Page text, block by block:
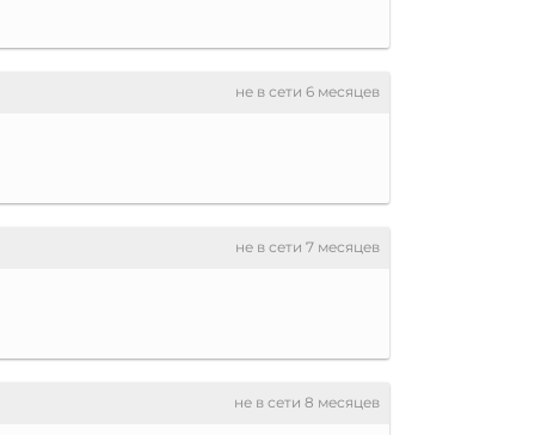
не в сети 6 месяцев
не в сети 7 месяцев
не в сети 8 месяцев